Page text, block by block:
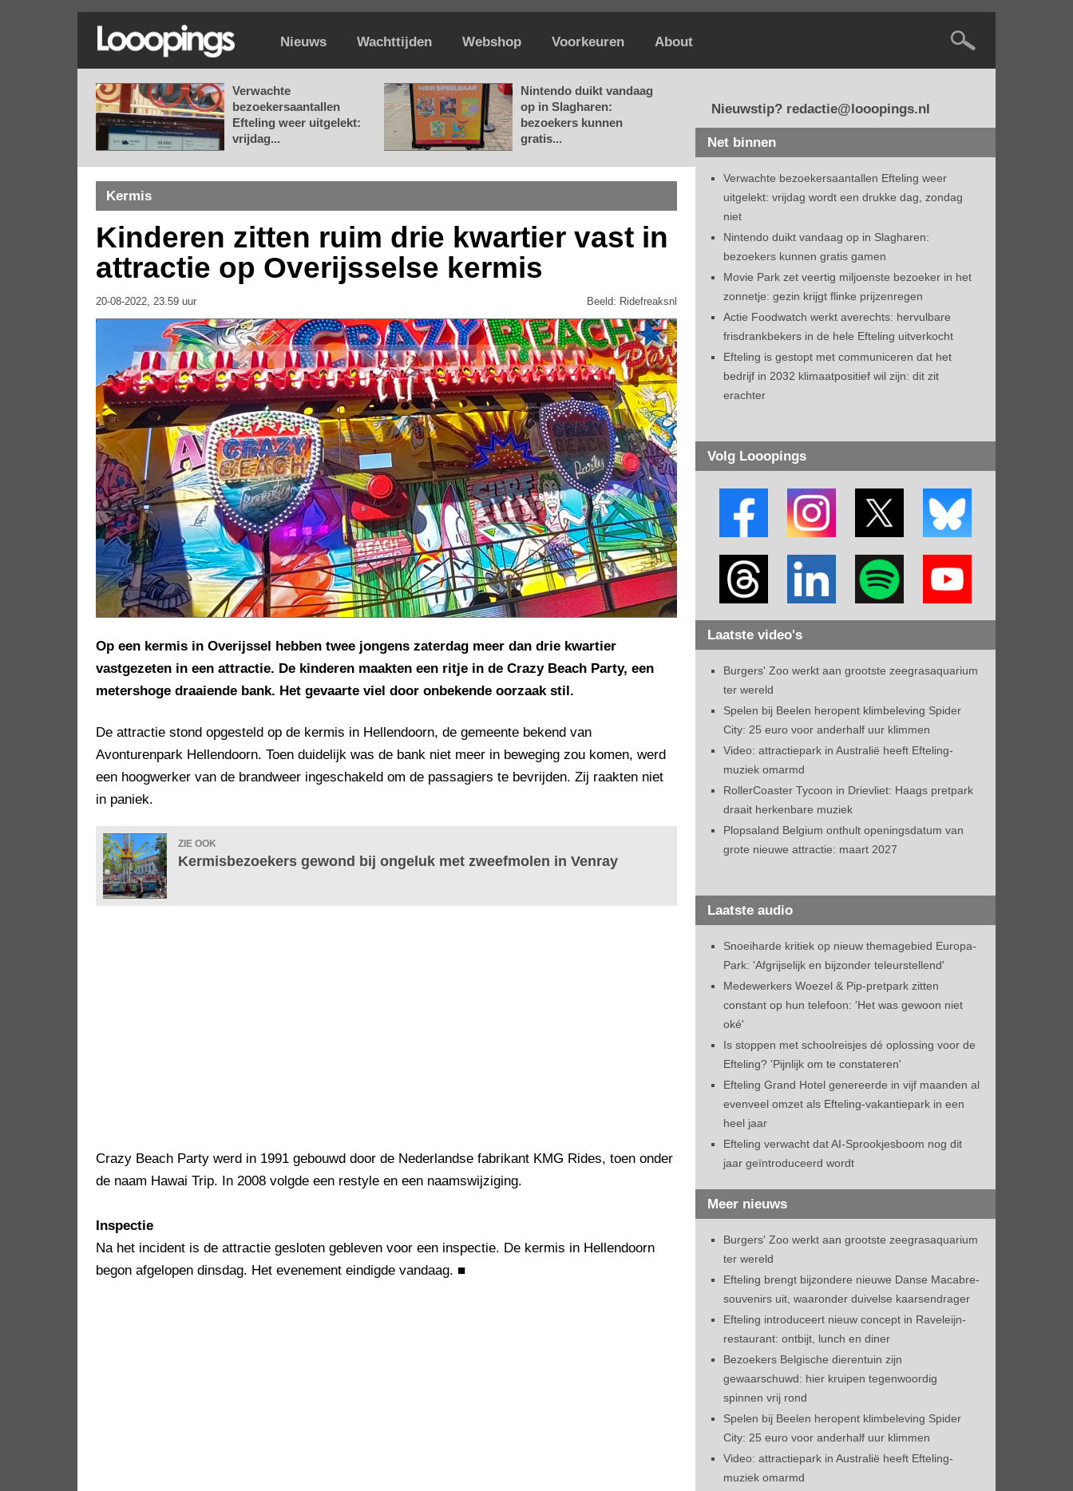
Nieuws Wachttijden Webshop Voorkeuren About
Verwachte
bezoekersaantallen
Efteling weer uitgelekt:
vrijdag...
Nintendo duikt vandaag
op in Slagharen:
bezoekers kunnen
gratis...
Kermis
Kinderen zitten ruim drie kwartier vast in
attractie op Overijsselse kermis
20-08-2022, 23.59 uur Beeld: Ridefreaksnl
Op een kermis in Overijssel hebben twee jongens zaterdag meer dan drie kwartier
vastgezeten in een attractie. De kinderen maakten een ritje in de Crazy Beach Party, een
metershoge draaiende bank. Het gevaarte viel door onbekende oorzaak stil.
De attractie stond opgesteld op de kermis in Hellendoorn, de gemeente bekend van
Avonturenpark Hellendoorn. Toen duidelijk was de bank niet meer in beweging zou komen, werd
een hoogwerker van de brandweer ingeschakeld om de passagiers te bevrijden. Zij raakten niet
in paniek.
ZIE OOK
Kermisbezoekers gewond bij ongeluk met zweefmolen in Venray
Crazy Beach Party werd in 1991 gebouwd door de Nederlandse fabrikant KMG Rides, toen onder
de naam Hawai Trip. In 2008 volgde een restyle en een naamswijziging.
Inspectie
Na het incident is de attractie gesloten gebleven voor een inspectie. De kermis in Hellendoorn
begon afgelopen dinsdag. Het evenement eindigde vandaag. ■
Nieuwstip? redactie@looopings.nl
Net binnen
Verwachte bezoekersaantallen Efteling weer
uitgelekt: vrijdag wordt een drukke dag, zondag
niet
Nintendo duikt vandaag op in Slagharen:
bezoekers kunnen gratis gamen
Movie Park zet veertig miljoenste bezoeker in het
zonnetje: gezin krijgt flinke prijzenregen
Actie Foodwatch werkt averechts: hervulbare
frisdrankbekers in de hele Efteling uitverkocht
Efteling is gestopt met communiceren dat het
bedrijf in 2032 klimaatpositief wil zijn: dit zit
erachter
Volg Looopings
Laatste video's
Burgers' Zoo werkt aan grootste zeegrasaquarium
ter wereld
Spelen bij Beelen heropent klimbeleving Spider
City: 25 euro voor anderhalf uur klimmen
Video: attractiepark in Australië heeft Efteling-
muziek omarmd
RollerCoaster Tycoon in Drievliet: Haags pretpark
draait herkenbare muziek
Plopsaland Belgium onthult openingsdatum van
grote nieuwe attractie: maart 2027
Laatste audio
Snoeiharde kritiek op nieuw themagebied Europa-
Park: 'Afgrijselijk en bijzonder teleurstellend'
Medewerkers Woezel & Pip-pretpark zitten
constant op hun telefoon: 'Het was gewoon niet
oké'
Is stoppen met schoolreisjes dé oplossing voor de
Efteling? 'Pijnlijk om te constateren'
Efteling Grand Hotel genereerde in vijf maanden al
evenveel omzet als Efteling-vakantiepark in een
heel jaar
Efteling verwacht dat AI-Sprookjesboom nog dit
jaar geïntroduceerd wordt
Meer nieuws
Burgers' Zoo werkt aan grootste zeegrasaquarium
ter wereld
Efteling brengt bijzondere nieuwe Danse Macabre-
souvenirs uit, waaronder duivelse kaarsendrager
Efteling introduceert nieuw concept in Raveleijn-
restaurant: ontbijt, lunch en diner
Bezoekers Belgische dierentuin zijn
gewaarschuwd: hier kruipen tegenwoordig
spinnen vrij rond
Spelen bij Beelen heropent klimbeleving Spider
City: 25 euro voor anderhalf uur klimmen
Video: attractiepark in Australië heeft Efteling-
muziek omarmd